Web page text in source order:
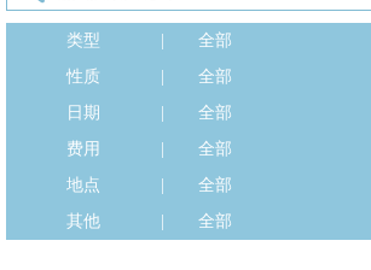
类型
全部
性质
全部
日期
全部
费用
全部
地点
全部
其他
全部